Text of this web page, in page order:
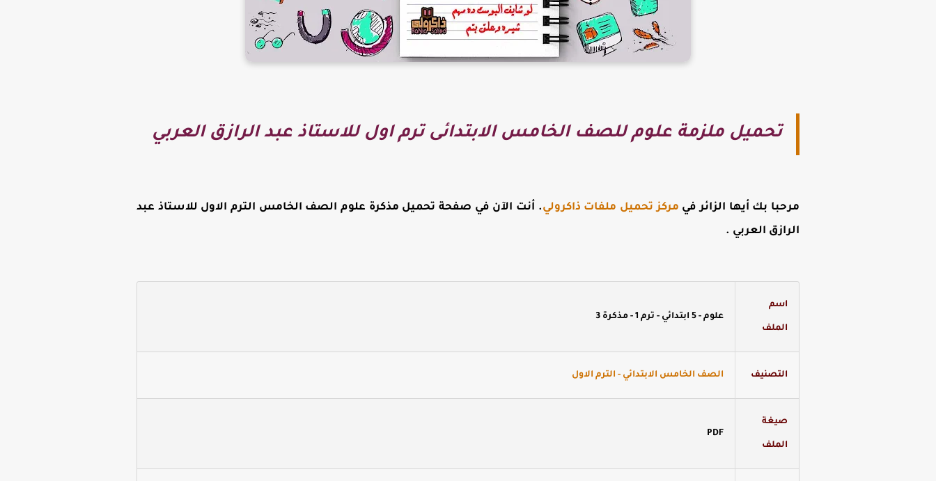
تحميل ملزمة علوم للصف الخامس الابتدائى ترم اول للاستاذ عبد الرازق العربي
مرحبا بك أيها الزائر في مركز تحميل ملفات ذاكرولي. أنت الآن في صفحة تحميل مذكرة علوم الصف الخامس الترم الاول للاستاذ عبد
الرازق العربي .
اسم
الملف
علوم - 5 ابتدائي - ترم 1 - مذكرة 3
التصنيف الصف الخامس الابتدائي - الترم الاول
صيغة
الملف
PDF